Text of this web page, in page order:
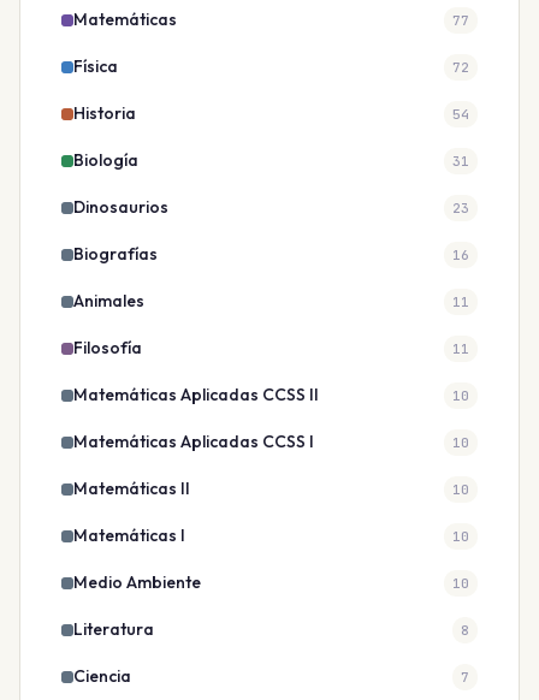
Matemáticas 77
Física 72
Historia 54
Biología 31
Dinosaurios 23
Biografías 16
Animales 11
Filosofía 11
Matemáticas Aplicadas CCSS II 10
Matemáticas Aplicadas CCSS I 10
Matemáticas II 10
Matemáticas I 10
Medio Ambiente 10
Literatura 8
Ciencia 7